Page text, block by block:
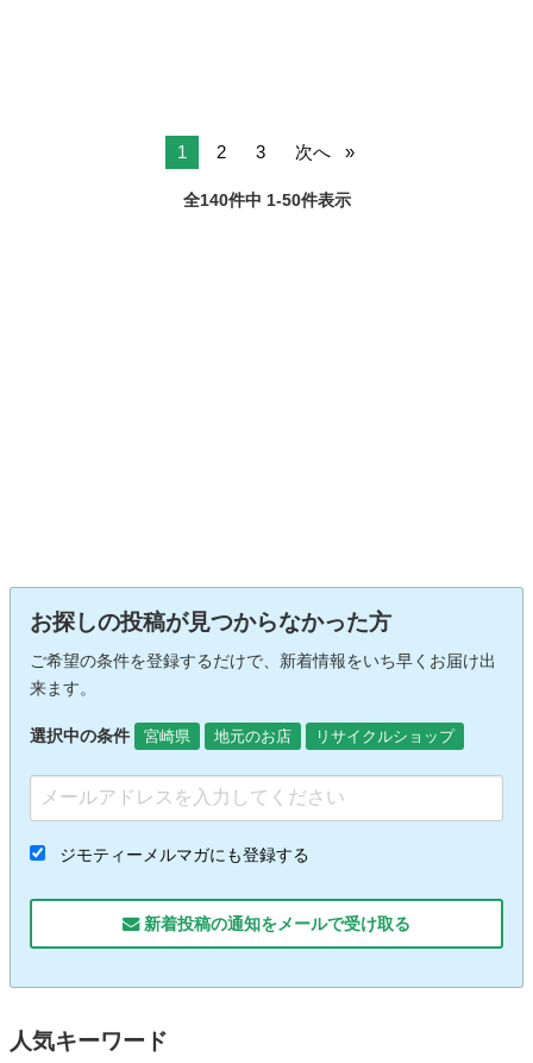
1 2 3 次へ
全140件中 1-50件表示
お探しの投稿が見つからなかった方
ご希望の条件を登録するだけで、新着情報をいち早くお届け出
来ます。
選択中の条件 宮崎県 地元のお店 リサイクルショップ
ジモティーメルマガにも登録する
新着投稿の通知をメールで受け取る
人気キーワード